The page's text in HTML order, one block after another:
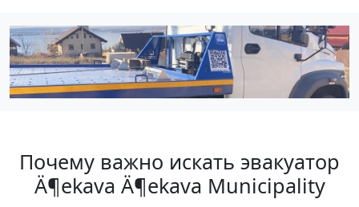
Почему важно искать эвакуатор
Ä¶ekava Ä¶ekava Municipality